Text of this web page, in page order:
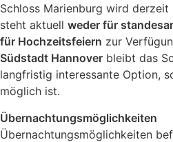
Schloss Marienburg wird
steht aktuell weder für
für Hochzeitsfeiern zur
Südstadt Hannover bleibt das
langfristig interessante Option,
möglich ist.
Übernachtungsmöglichkeiten
Übernachtungsmöglichkeiten